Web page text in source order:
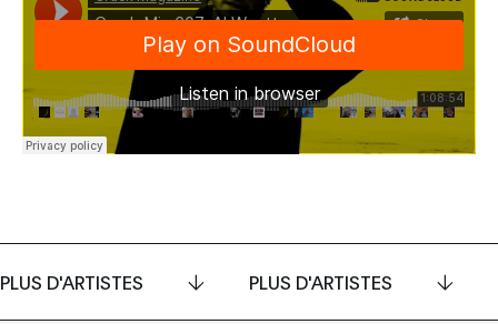
PLUS D'ARTISTES PLUS D'ARTISTES